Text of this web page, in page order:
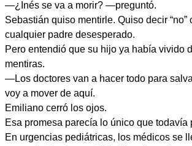
—¿Inés se va a morir? —preguntó.
Sebastián quiso mentirle. Quiso decir “no”
cualquier padre desesperado.
Pero entendió que su hijo ya había vivido
mentiras.
—Los doctores van a hacer todo para
voy a mover de aquí.
Emiliano cerró los ojos.
Esa promesa parecía lo único que todavía
En urgencias pediátricas, los médicos se